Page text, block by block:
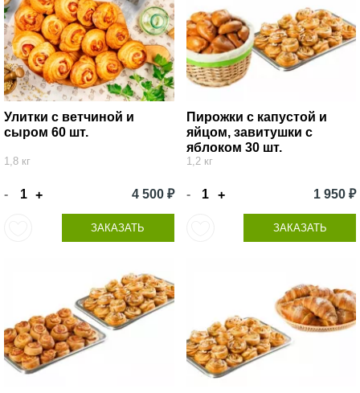
Улитки с ветчиной и
сыром 60 шт.
1,8 кг
- + 4 500 ₽
ЗАКАЗАТЬ
Пирожки с капустой и
яйцом, завитушки с
яблоком 30 шт.
1,2 кг
- + 1 950 ₽
ЗАКАЗАТЬ